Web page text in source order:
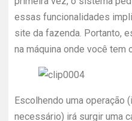
essas funcionalidades
site da fazenda. Portanto,
na máquina onde você tem
Escolhendo uma operação
necessário) irá surgir uma